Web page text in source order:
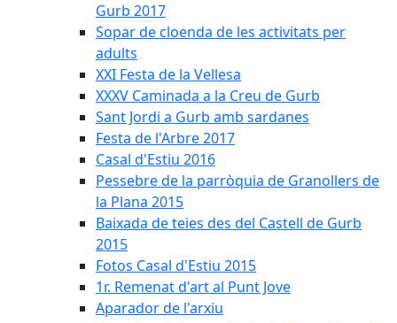
Gurb 2017
Sopar de cloenda de les activitats per
adults
XXI Festa de la Vellesa
XXXV Caminada a la Creu de Gurb
Sant Jordi a Gurb amb sardanes
Festa de l'Arbre 2017
Casal d'Estiu 2016
Pessebre de la parròquia de Granollers de
la Plana 2015
Baixada de teies des del Castell de Gurb
2015
Fotos Casal d'Estiu 2015
1r. Remenat d'art al Punt Jove
Aparador de l'arxiu